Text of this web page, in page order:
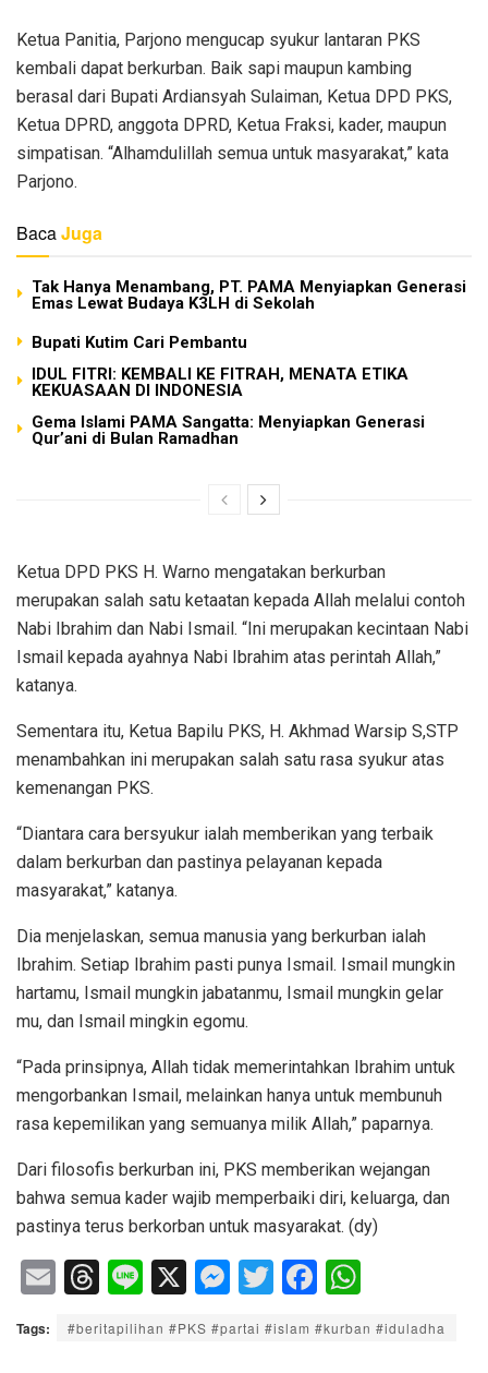
Ketua Panitia, Parjono mengucap syukur lantaran PKS
kembali dapat berkurban. Baik sapi maupun kambing
berasal dari Bupati Ardiansyah Sulaiman, Ketua DPD PKS,
Ketua DPRD, anggota DPRD, Ketua Fraksi, kader, maupun
simpatisan. “Alhamdulillah semua untuk masyarakat,” kata
Parjono.
BacaJuga
Tak Hanya Menambang, PT. PAMA Menyiapkan Generasi
Emas Lewat Budaya K3LH di Sekolah
Bupati Kutim Cari Pembantu
IDUL FITRI: KEMBALI KE FITRAH, MENATA ETIKA
KEKUASAAN DI INDONESIA
Gema Islami PAMA Sangatta: Menyiapkan Generasi
Qur’ani di Bulan Ramadhan
Ketua DPD PKS H. Warno mengatakan berkurban
merupakan salah satu ketaatan kepada Allah melalui contoh
Nabi Ibrahim dan Nabi Ismail. “Ini merupakan kecintaan Nabi
Ismail kepada ayahnya Nabi Ibrahim atas perintah Allah,”
katanya.
Sementara itu, Ketua Bapilu PKS, H. Akhmad Warsip S,STP
menambahkan ini merupakan salah satu rasa syukur atas
kemenangan PKS.
“Diantara cara bersyukur ialah memberikan yang terbaik
dalam berkurban dan pastinya pelayanan kepada
masyarakat,” katanya.
Dia menjelaskan, semua manusia yang berkurban ialah
Ibrahim. Setiap Ibrahim pasti punya Ismail. Ismail mungkin
hartamu, Ismail mungkin jabatanmu, Ismail mungkin gelar
mu, dan Ismail mingkin egomu.
“Pada prinsipnya, Allah tidak memerintahkan Ibrahim untuk
mengorbankan Ismail, melainkan hanya untuk membunuh
rasa kepemilikan yang semuanya milik Allah,” paparnya.
Dari filosofis berkurban ini, PKS memberikan wejangan
bahwa semua kader wajib memperbaiki diri, keluarga, dan
pastinya terus berkorban untuk masyarakat. (dy)
E
m
ail
T
hr
e
Li
n
e
X M
e
ss
T
wi
tt
F
a
c
h
at
Tags: #beritapilihan #PKS #partai #islam #kurban #iduladha